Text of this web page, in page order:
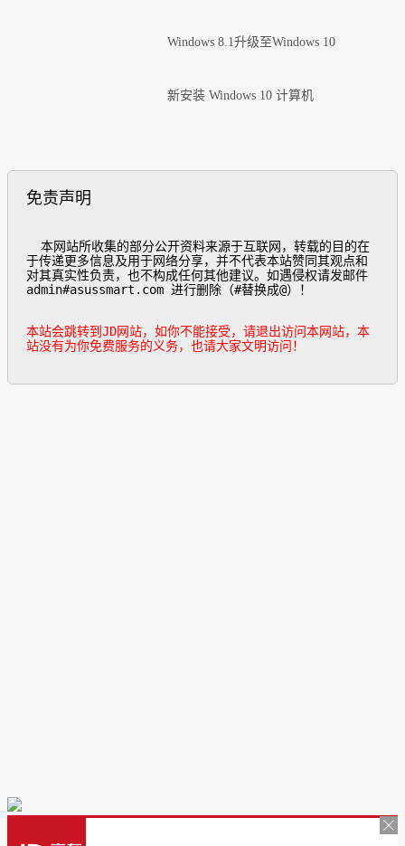
Windows 8.1升级至Windows 10
新安装 Windows 10 计算机
免责声明
于传递更多信息及用于网络分享，并不代表本站赞同其观点和
对其真实性负责，也不构成任何其他建议。如遇侵权请发邮件
admin#asussmart.com 进行删除（#替换成@）！
本站会跳转到JD网站，如你不能接受，请退出访问本网站，本
站没有为你免费服务的义务，也请大家文明访问！